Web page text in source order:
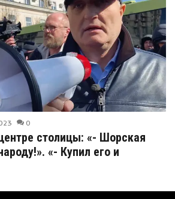
0
столицы: «- Шорская
«- Купил его и